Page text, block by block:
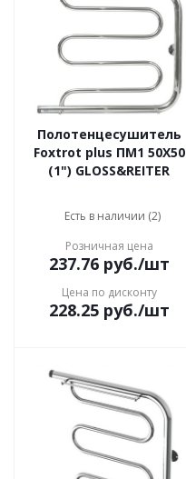
Полотенцесушитель
Foxtrot plus ПМ1 50Х50
(1") GLOSS&REITER
Есть в наличии (2)
Розничная цена
237.76руб./шт
Цена по дисконту
228.25руб./шт